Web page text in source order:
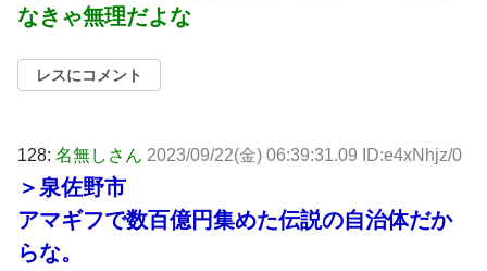
なきゃ無理だよな
レスにコメント
128: 名無しさん 2023/09/22(金) 06:39:31.09 ID:e4xNhjz/0
＞泉佐野市
アマギフで数百億円集めた伝説の自治体だか
らな。